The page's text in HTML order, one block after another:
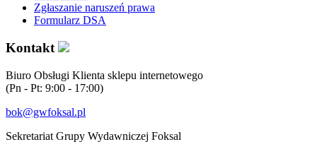
Zgłaszanie naruszeń prawa
Formularz DSA
Kontakt
Biuro Obsługi Klienta sklepu internetowego
(Pn - Pt: 9:00 - 17:00)
bok@gwfoksal.pl
Sekretariat Grupy Wydawniczej Foksal